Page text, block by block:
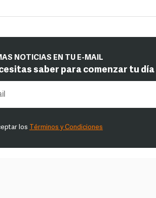
NOTICIAS EN TU E-MAIL
saber para comenzar tu día
los Términos y Condiciones